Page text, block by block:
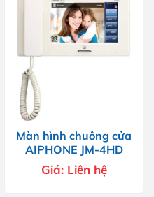
Màn hình chuông cửa
AIPHONE JM-4HD
Giá: Liên hệ